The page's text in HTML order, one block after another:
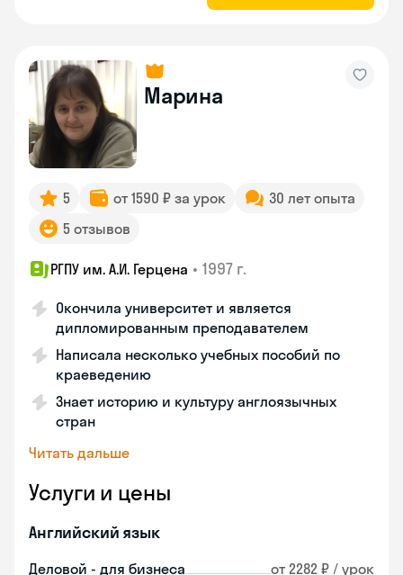
Марина
5 от 1590 ₽ за урок
30 лет опыта
5 отзывов
РГПУ им. А.И. Герцена • 1997 г.
Окончила университет и является
дипломированным преподавателем
Написала несколько учебных пособий по
краеведению
Знает историю и культуру англоязычных
стран
Читать дальше
Услуги и цены
Английский язык
Деловой - для бизнеса от 2282 ₽ / урок